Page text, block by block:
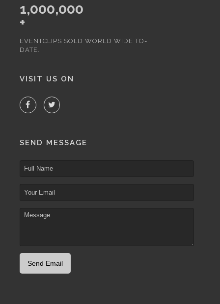
1,000,000
+
EVENTCLIPS SOLD WORLD WIDE TO-
DATE.
VISIT US ON
SEND MESSAGE